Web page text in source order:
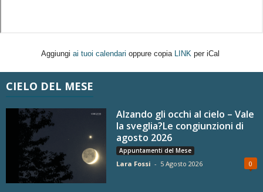
Aggiungi ai tuoi calendari oppure copia LINK per iCal
CIELO DEL MESE
Alzando gli occhi al cielo – Vale
la sveglia?Le congiunzioni di
agosto 2026
Appuntamenti del Mese
Lara Fossi - 5 Agosto 2026 0